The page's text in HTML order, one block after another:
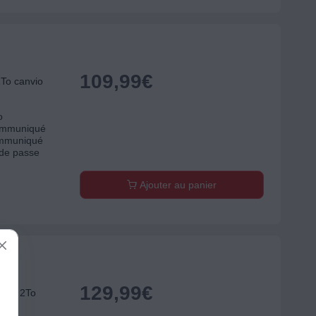
canvio
passe
109,99€
Ajouter au panier
2To
129,99€